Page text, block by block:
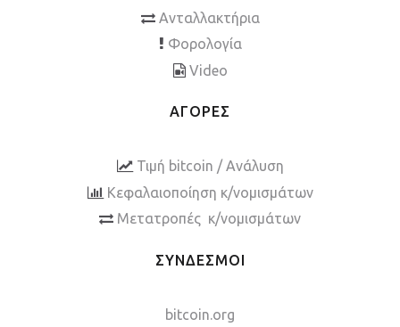
Ανταλλακτήρια
Φορολογία
Video
ΑΓΟΡΕΣ
Τιμή bitcoin / Ανάλυση
Κεφαλαιοποίηση κ/νομισμάτων
Μετατροπές κ/νομισμάτων
ΣΥΝΔΕΣΜΟΙ
bitcoin.org